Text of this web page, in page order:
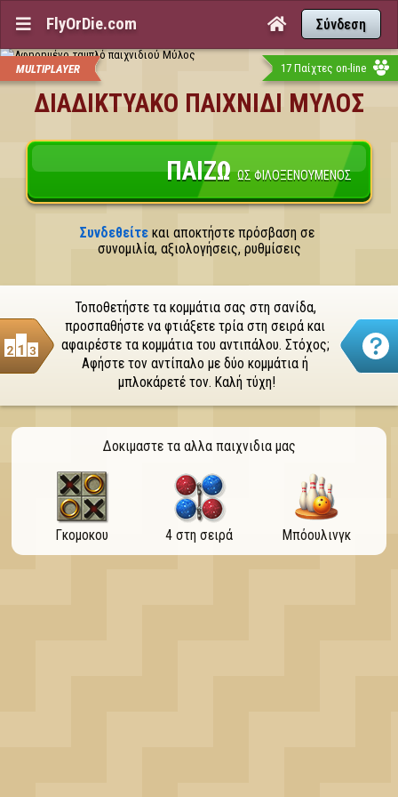
 FlyOrDie.com  Σύνδεση
MULTIPLAYER 17 Παίχτες on-line
ΔΙΑΔΙΚΤΥΑΚΌ ΠΑΙΧΝΊΔΙ ΜΎΛΟΣ
ΠΑΊΖΩ ΩΣ ΦΙΛΟΞΕΝΟΎΜΕΝΟΣ
Συνδεθείτε και αποκτήστε πρόσβαση σε
συνομιλία, αξιολογήσεις, ρυθμίσεις
Τοποθετήστε τα κομμάτια σας στη σανίδα,
προσπαθήστε να φτιάξετε τρία στη σειρά και
αφαιρέστε τα κομμάτια του αντιπάλου. Στόχος;
Αφήστε τον αντίπαλο με δύο κομμάτια ή
μπλοκάρετέ τον. Καλή τύχη!
Δοκιμαστε τα αλλα παιχνιδια μας
Γκομοκου 4 στη σειρά Μπόουλινγκ
OK